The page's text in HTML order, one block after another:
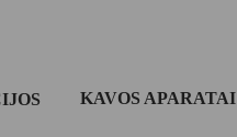
KAVOS APARATAI